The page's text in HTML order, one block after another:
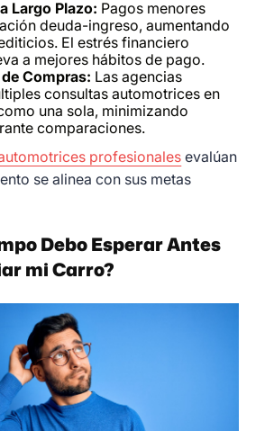
Largo Plazo: Pagos menores
deuda-ingreso, aumentando
El estrés financiero
a mejores hábitos de pago.
Compras: Las agencias
consultas automotrices en
una sola, minimizando
comparaciones.
profesionales evalúan
se alinea con sus metas
Debo Esperar Antes
mi Carro?